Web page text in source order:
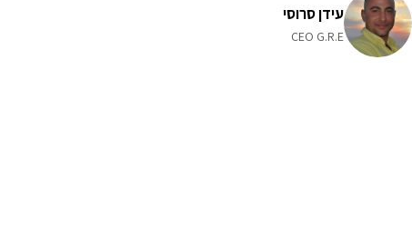
עידן סרוסי
CEO G.R.E